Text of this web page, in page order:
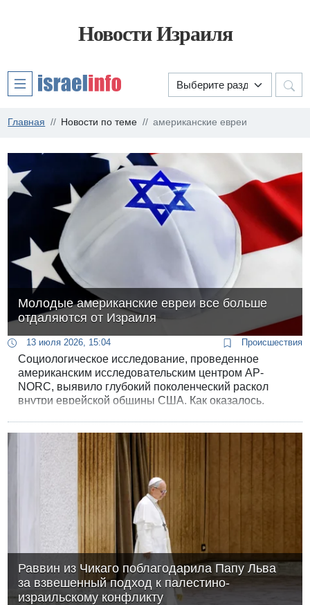
Новости Израиля
Главная Новости по теме американские евреи
Молодые американские евреи все больше
отдаляются от Израиля
13 июля 2026, 15:04 Происшествия
Социологическое исследование, проведенное
американским исследовательским центром AP-
NORC, выявило глубокий поколенческий раскол
внутри еврейской общины США. Как оказалось,
евреев не просто по политическим ориентирам, а на
уровне их базового религиозного и культурного
самосознания. Этот тренд приобретает
долгосрочный характер и ставит под угрозу
поддержку со стороны ключевой зарубежной
диаспоры в будущем.
Раввин из Чикаго поблагодарила Папу Льва
за взвешенный подход к палестино-
израильскому конфликту